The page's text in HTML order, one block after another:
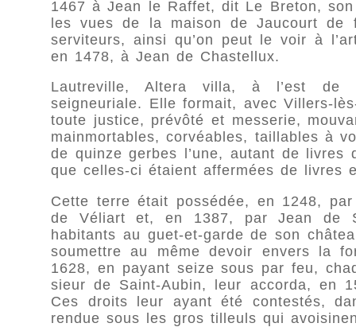
1467 à Jean le Raffet, dit Le Breton,
les vues de la maison de Jaucourt de
serviteurs, ainsi qu’on peut le voir à
en 1478, à Jean de Chastellux.
Lautreville, Altera villa, à l’est de
seigneuriale. Elle formait, avec Villers-
toute justice, prévôté et messerie,
mainmortables, corvéables, taillables à
de quinze gerbes l’une, autant de
que celles-ci étaient affermées de
Cette terre était possédée, en 1248,
de Véliart et, en 1387, par Jean de
habitants au guet-et-garde de son
soumettre au même devoir envers la
1628, en payant seize sous par feu,
sieur de Saint-Aubin, leur accorda, en
Ces droits leur ayant été contestés,
rendue sous les gros tilleuls qui